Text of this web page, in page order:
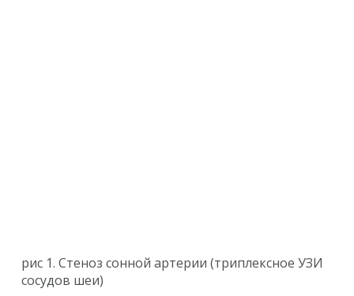
рис 1. Стеноз сонной артерии (триплексное УЗИ
сосудов шеи)